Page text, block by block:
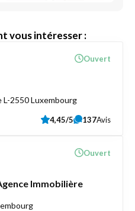
vous intéresser :
L-2550 Luxembourg
Ouvert
4,45/5 137Avis
Immobilière
Ouvert